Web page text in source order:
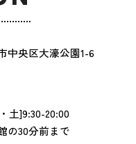
中央区大濠公園1-6
土]9:30-20:00
の30分前まで